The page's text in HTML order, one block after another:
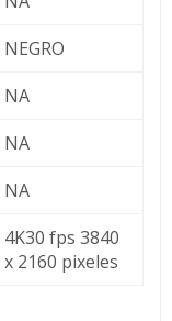
NEGRO
NA
NA
NA
4K30 fps 3840
x 2160 pixeles